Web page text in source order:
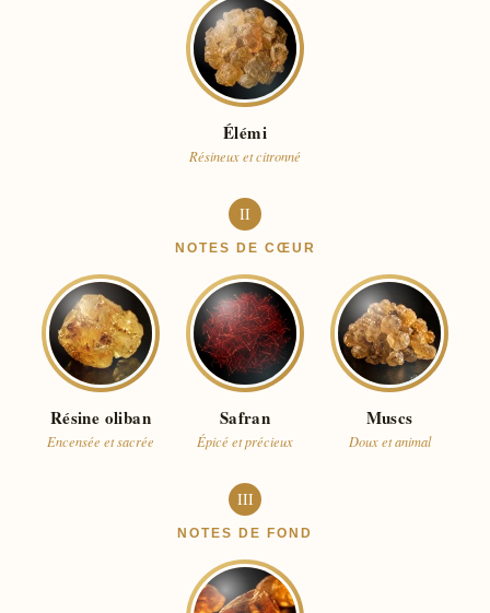
Élémi
Résineux et citronné
II
NOTES DE CŒUR
Résine oliban
Encensée et sacrée
Safran
Épicé et précieux
Muscs
Doux et animal
III
NOTES DE FOND